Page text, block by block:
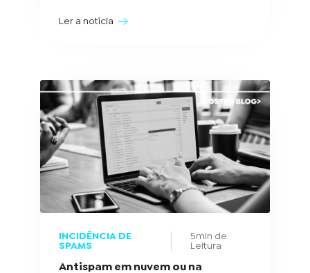
Ler a notícia
INCIDÊNCIA DE
SPAMS
5min de
Leitura
Antispam em nuvem ou na